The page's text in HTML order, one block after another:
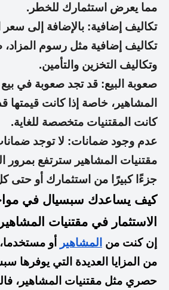
مما يعرض استثمارك للخطر.
تكاليف إضافية: بالإضافة إلى سعر
تكاليف إضافية مثل رسوم المزاد،
وتكاليف التخزين والتأمين.
صعوبة البيع: قد تجد صعوبة في
المشاهير، خاصة إذا كانت قيمتها
كانت المقتنيات متخصصة للغاية.
عدم وجود ضمانات: لا توجد
مقتنيات المشاهير سترتفع بمرور
جزءًا كبيرًا من استثمارك أو حتى
كيف يساعدك سبسيال في
الاستثمار في مقتنيات
إن كنت من المشاهير
أو
من المزايا العديدة التي يوفرها
حصري مثل مقتنيات المشاهير،